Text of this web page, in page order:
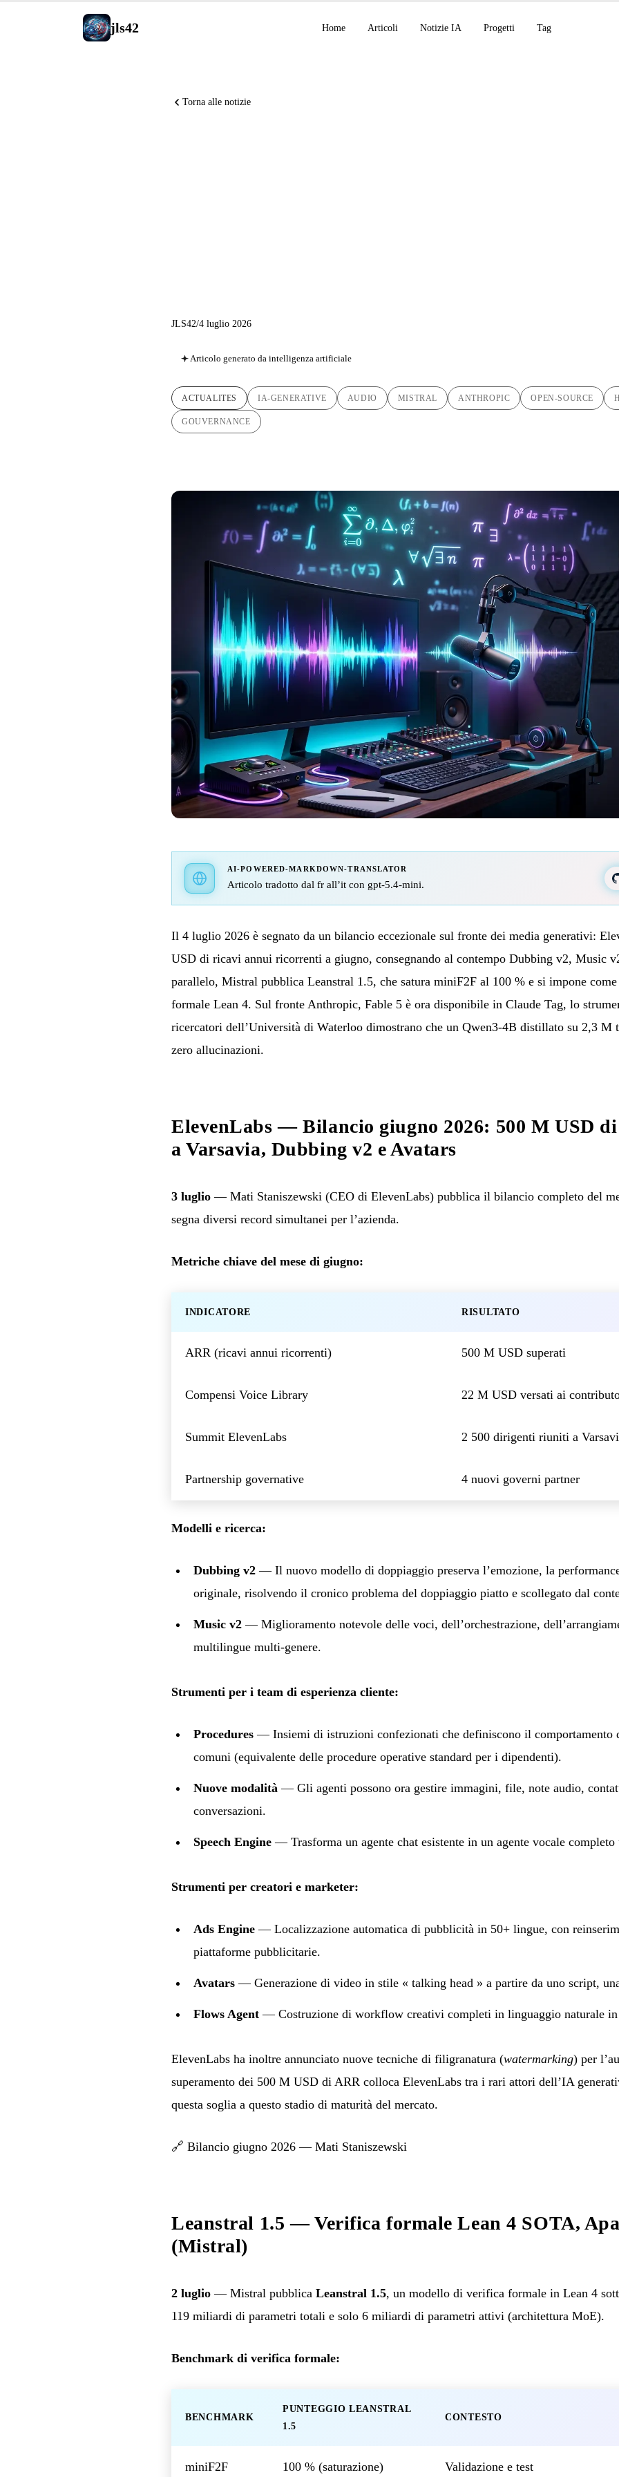
jls42 Home Articoli Notizie IA Progetti Tag
Torna alle notizie
JLS42/4 luglio 2026
Articolo generato da intelligenza artificiale
ACTUALITES IA-GENERATIVE AUDIO MISTRAL ANTHROPIC OPEN-SOURCE
GOUVERNANCE
AI-POWERED-MARKDOWN-TRANSLATOR
Articolo tradotto dal fr all’it con gpt-5.4-mini.
Il 4 luglio 2026 è segnato da un bilancio eccezionale sul fronte dei media generativi:
USD di ricavi annui ricorrenti a giugno, consegnando al contempo Dubbing v2, Music
parallelo, Mistral pubblica Leanstral 1.5, che satura miniF2F al 100 % e si impone
formale Lean 4. Sul fronte Anthropic, Fable 5 è ora disponibile in Claude Tag, lo
ricercatori dell’Università di Waterloo dimostrano che un Qwen3-4B distillato su 2,3 M
zero allucinazioni.
ElevenLabs — Bilancio giugno 2026: 500 M USD
a Varsavia, Dubbing v2 e Avatars
3 luglio — Mati Staniszewski (CEO di ElevenLabs) pubblica il bilancio completo del
segna diversi record simultanei per l’azienda.
Metriche chiave del mese di giugno:
INDICATORE RISULTATO
ARR (ricavi annui ricorrenti) 500 M USD superati
Compensi Voice Library 22 M USD versati ai
Summit ElevenLabs 2 500 dirigenti riuniti a
Partnership governative 4 nuovi governi partner
Modelli e ricerca:
Dubbing v2 — Il nuovo modello di doppiaggio preserva l’emozione, la
originale, risolvendo il cronico problema del doppiaggio piatto e scollegato dal
Music v2 — Miglioramento notevole delle voci, dell’orchestrazione,
multilingue multi-genere.
Strumenti per i team di esperienza cliente:
Procedures — Insiemi di istruzioni confezionati che definiscono il comportamento
comuni (equivalente delle procedure operative standard per i dipendenti).
Nuove modalità — Gli agenti possono ora gestire immagini, file, note audio,
conversazioni.
Speech Engine — Trasforma un agente chat esistente in un agente vocale
Strumenti per creatori e marketer:
Ads Engine — Localizzazione automatica di pubblicità in 50+ lingue, con
piattaforme pubblicitarie.
Avatars — Generazione di video in stile « talking head » a partire da uno script,
Flows Agent — Costruzione di workflow creativi completi in linguaggio naturale in
ElevenLabs ha inoltre annunciato nuove tecniche di filigranatura (watermarking) per
superamento dei 500 M USD di ARR colloca ElevenLabs tra i rari attori dell’IA
questa soglia a questo stadio di maturità del mercato.
🔗 Bilancio giugno 2026 — Mati Staniszewski
Leanstral 1.5 — Verifica formale Lean 4 SOTA,
(Mistral)
2 luglio — Mistral pubblica Leanstral 1.5, un modello di verifica formale in Lean 4
119 miliardi di parametri totali e solo 6 miliardi di parametri attivi (architettura MoE).
Benchmark di verifica formale:
BENCHMARK
PUNTEGGIO LEANSTRAL
1.5
CONTESTO
miniF2F 100 % (saturazione) Validazione e test